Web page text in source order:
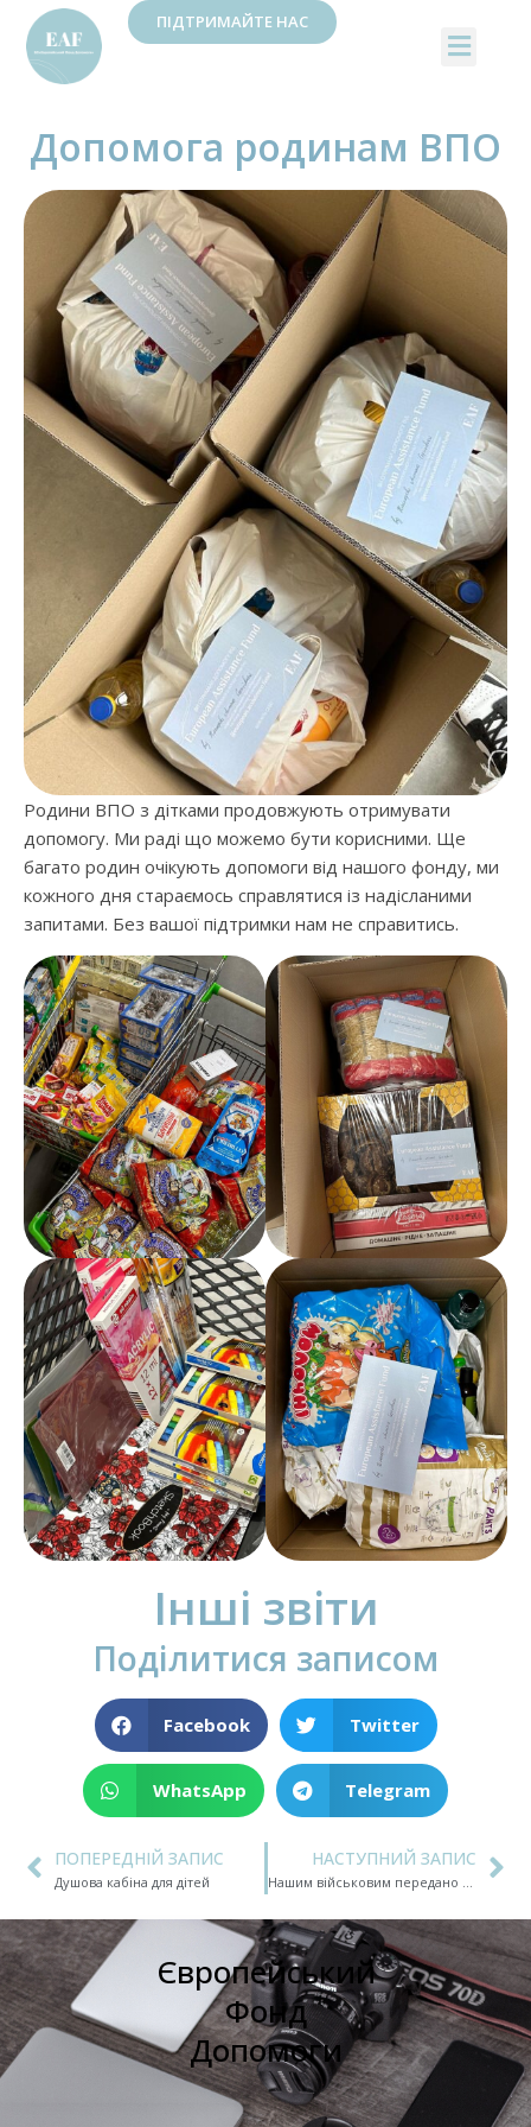
ПІДТРИМАЙТЕ НАС
Допомога родинам ВПО
Родини ВПО з дітками продовжують отримувати
допомогу. Ми раді що можемо бути корисними. Ще
багато родин очікують допомоги від нашого фонду, ми
кожного дня стараємось справлятися із надісланими
запитами. Без вашої підтримки нам не справитись.
Інші звіти
Поділитися записом
Facebook Twitter
WhatsApp Telegram
ПОПЕРЕДНІЙ ЗАПИС
Душова кабіна для дітей
НАСТУПНИЙ ЗАПИС
Європейський
Фонд
Допомоги